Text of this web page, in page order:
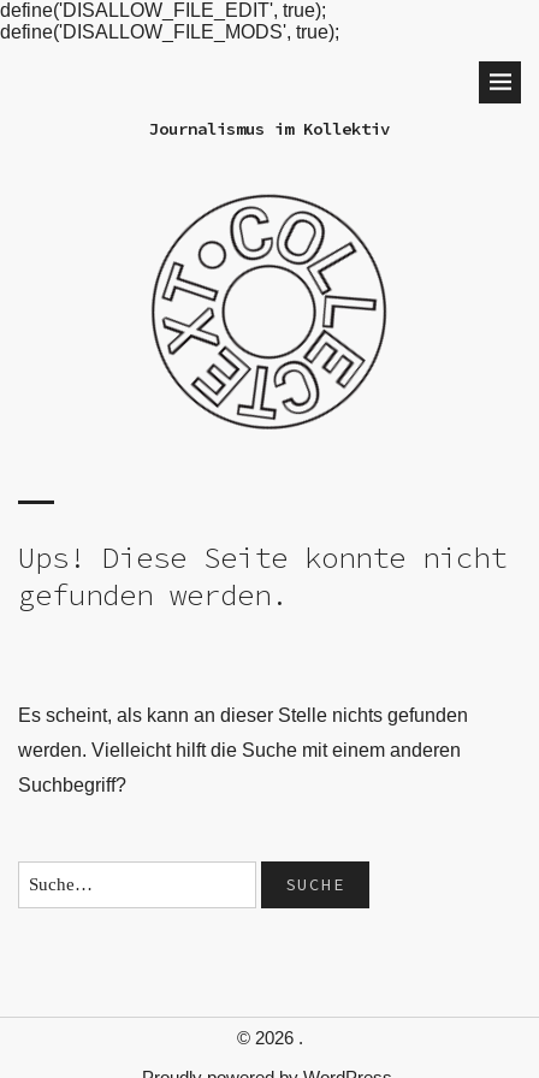
define('DISALLOW_FILE_EDIT', true);
define('DISALLOW_FILE_MODS', true);
Journalismus im Kollektiv
Ups! Diese Seite konnte nicht
gefunden werden.
Es scheint, als kann an dieser Stelle nichts gefunden
werden. Vielleicht hilft die Suche mit einem anderen
Suchbegriff?
© 2026 .